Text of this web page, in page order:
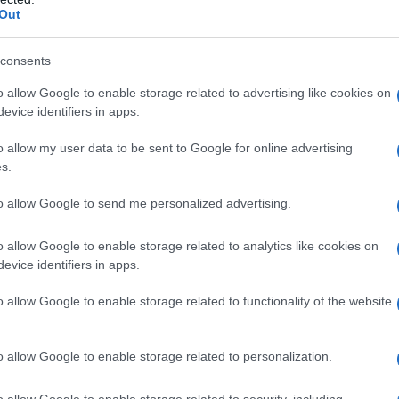
allow Google to enable storage related to advertising like cookies on
identifiers in apps.
allow my user data to be sent to Google for online advertising
allow Google to send me personalized advertising.
allow Google to enable storage related to analytics like cookies on
identifiers in apps.
allow Google to enable storage related to functionality of the website
allow Google to enable storage related to personalization.
condivise diminuiscono il carico
tra routine condivise e minore
del MIT, l’attenzione concentrata su fasce
cognitivo; il futuro arriva più veloce del
blocking si sta diffondendo anche tra i non
liste cartacee e brevi riunioni familiari
facilita l’aggiornamento in tempo reale e
sono preferiti a soluzioni complesse